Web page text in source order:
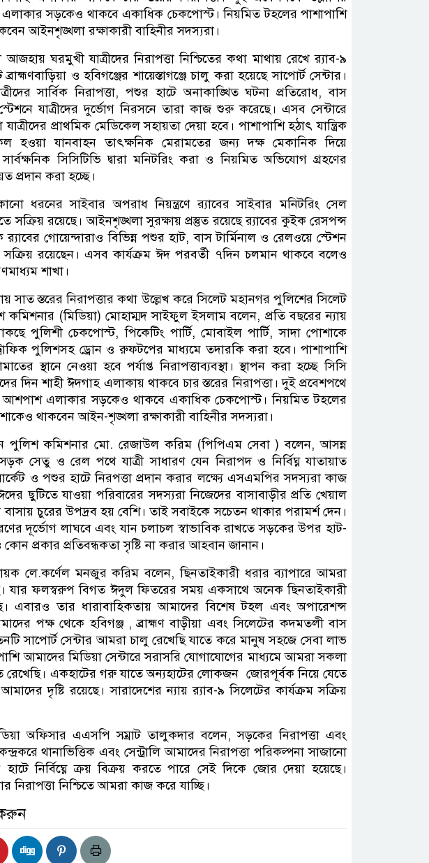
সড়কেও থাকবে একাধিক চেকপোস্ট। নিয়মিত টহলের পাশাপাশি
আইনশৃঙ্খলা রক্ষাকারী বাহিনীর সদস্যরা।
ঘরমুখী যাত্রীদের নিরাপত্তা নিশ্চিতের কথা মাথায় রেখে র‌্যাব-৯
ও হবিগঞ্জের শায়েস্তাগঞ্জে চালু করা হয়েছে সাপোর্ট সেন্টার।
সার্বিক নিরাপত্তা, পশুর হাটে অনাকাঙ্খিত ঘটনা প্রতিরোধ, বাস
যাত্রীদের দুর্ভোগ নিরসনে তারা কাজ শুরু করেছে। এসব সেন্টারে
প্রাথমিক মেডিকেল সহায়তা দেয়া হবে। পাশাপাশি হঠাৎ যান্ত্রিক
হওয়া যানবাহন তাৎক্ষনিক মেরামতের জন্য দক্ষ মেকানিক দিয়ে
সার্বক্ষনিক সিসিটিভি দ্বারা মনিটরিং করা ও নিয়মিত অভিযোগ গ্রহণের
প্রদান করা হচ্ছে।
ধরনের সাইবার অপরাধ নিয়ন্ত্রণে র‌্যাবের সাইবার মনিটরিং সেল
সক্রিয় রয়েছে। আইনশৃঙ্খলা সুরক্ষায় প্রস্তুত রয়েছে র‌্যাবের কুইক রেসপন্স
গোয়েন্দারাও বিভিন্ন পশুর হাট, বাস টার্মিনাল ও রেলওয়ে স্টেশন
সক্রিয় রয়েছেন। এসব কার্যক্রম ঈদ পরবর্তী ৭দিন চলমান থাকবে বলেও
শাখা।
সাত স্তরের নিরাপত্তার কথা উল্লেখ করে সিলেট মহানগর পুলিশের সিলেট
(মিডিয়া) মোহাম্মদ সাইফুল ইসলাম বলেন, প্রতি বছরের ন্যায়
পুলিশী চেকপোস্ট, পিকেটিং পার্টি, মোবাইল পার্টি, সাদা পোশাকে
পুলিশসহ ড্রোন ও রুফটপের মাধ্যমে তদারকি করা হবে। পাশাপাশি
স্থানে নেওয়া হবে পর্যাপ্ত নিরাপত্তাব্যবস্থা। স্থাপন করা হচ্ছে সিসি
দিন শাহী ঈদগাহ এলাকায় থাকবে চার স্তরের নিরাপত্তা। দুই প্রবেশপথে
আশপাশ এলাকার সড়কেও থাকবে একাধিক চেকপোস্ট। নিয়মিত টহলের
থাকবেন আইন-শৃঙ্খলা রক্ষাকারী বাহিনীর সদস্যরা।
পুলিশ কমিশনার মো. রেজাউল করিম (পিপিএম সেবা ) বলেন, আসন্ন
সেতু ও রেল পথে যাত্রী সাধারণ যেন নিরাপদ ও নির্বিঘ্ন যাতায়াত
ও পশুর হাটে নিরপত্তা প্রদান করার লক্ষ্যে এসএমপির সদস্যরা কাজ
ছুটিতে যাওয়া পরিবারের সদস্যরা নিজেদের বাসাবাড়ীর প্রতি খেয়াল
বাসায় চুরের উপদ্রব হয় বেশি। তাই সবাইকে সচেতন থাকার পরামর্শ দেন।
দূর্ভোগ লাঘবে এবং যান চলাচল স্বাভাবিক রাখতে সড়কের উপর হাট-
প্রকার প্রতিবন্ধকতা সৃষ্টি না করার আহবান জানান।
লে.কর্ণেল মনজুর করিম বলেন, ছিনতাইকারী ধরার ব্যাপারে আমরা
যার ফলস্বরুপ বিগত ঈদুল ফিতরের সময় একসাথে অনেক ছিনতাইকারী
এবারও তার ধারাবাহিকতায় আমাদের বিশেষ টহল এবং অপারেশন্স
পক্ষ থেকে হবিগঞ্জ , ব্রাহ্মণ বাড়ীয়া এবং সিলেটের কদমতলী বাস
সাপোর্ট সেন্টার আমরা চালু রেখেছি যাতে করে মানুষ সহজে সেবা লাভ
আমাদের মিডিয়া সেন্টারে সরাসরি যোগাযোগের মাধ্যমে আমরা সকলা
রেখেছি। একহাটের গরু যাতে অন্যহাটের লোকজন জোরপূর্বক নিয়ে যেতে
দৃষ্টি রয়েছে। সারাদেশের ন্যায় র‌্যাব-৯ সিলেটের কার্যক্রম সক্রিয়
অফিসার এএসপি সম্রাট তালুকদার বলেন, সড়কের নিরাপত্তা এবং
থানাভিত্তিক এবং সেন্ট্রালি আমাদের নিরাপত্তা পরিকল্পনা সাজানো
নির্বিঘ্নে ক্রয় বিক্রয় করতে পারে সেই দিকে জোর দেয়া হয়েছে।
নিশ্চিতে আমরা কাজ করে যাচ্ছি।